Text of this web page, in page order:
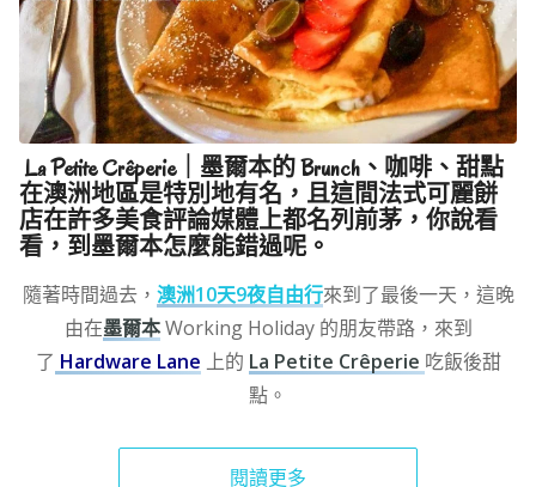
La Petite Crêperie｜墨爾本的 Brunch、咖啡、甜點
在澳洲地區是特別地有名，且這間法式可麗餅
店在許多美食評論媒體上都名列前茅，你說看
看，到墨爾本怎麼能錯過呢。
隨著時間過去， 澳洲10天9夜自由行來到了最後一天，這晚
由在墨爾本Working Holiday 的朋友帶路，來到
了 Hardware Lane 上的 La Petite Crêperie 吃飯後甜
點。
閱讀更多